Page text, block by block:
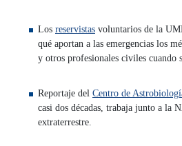
Los reservistas voluntarios de la
qué aportan a las emergencias los
y otros profesionales civiles cuando
Reportaje del Centro de
casi dos décadas, trabaja junto a la
extraterrestre.